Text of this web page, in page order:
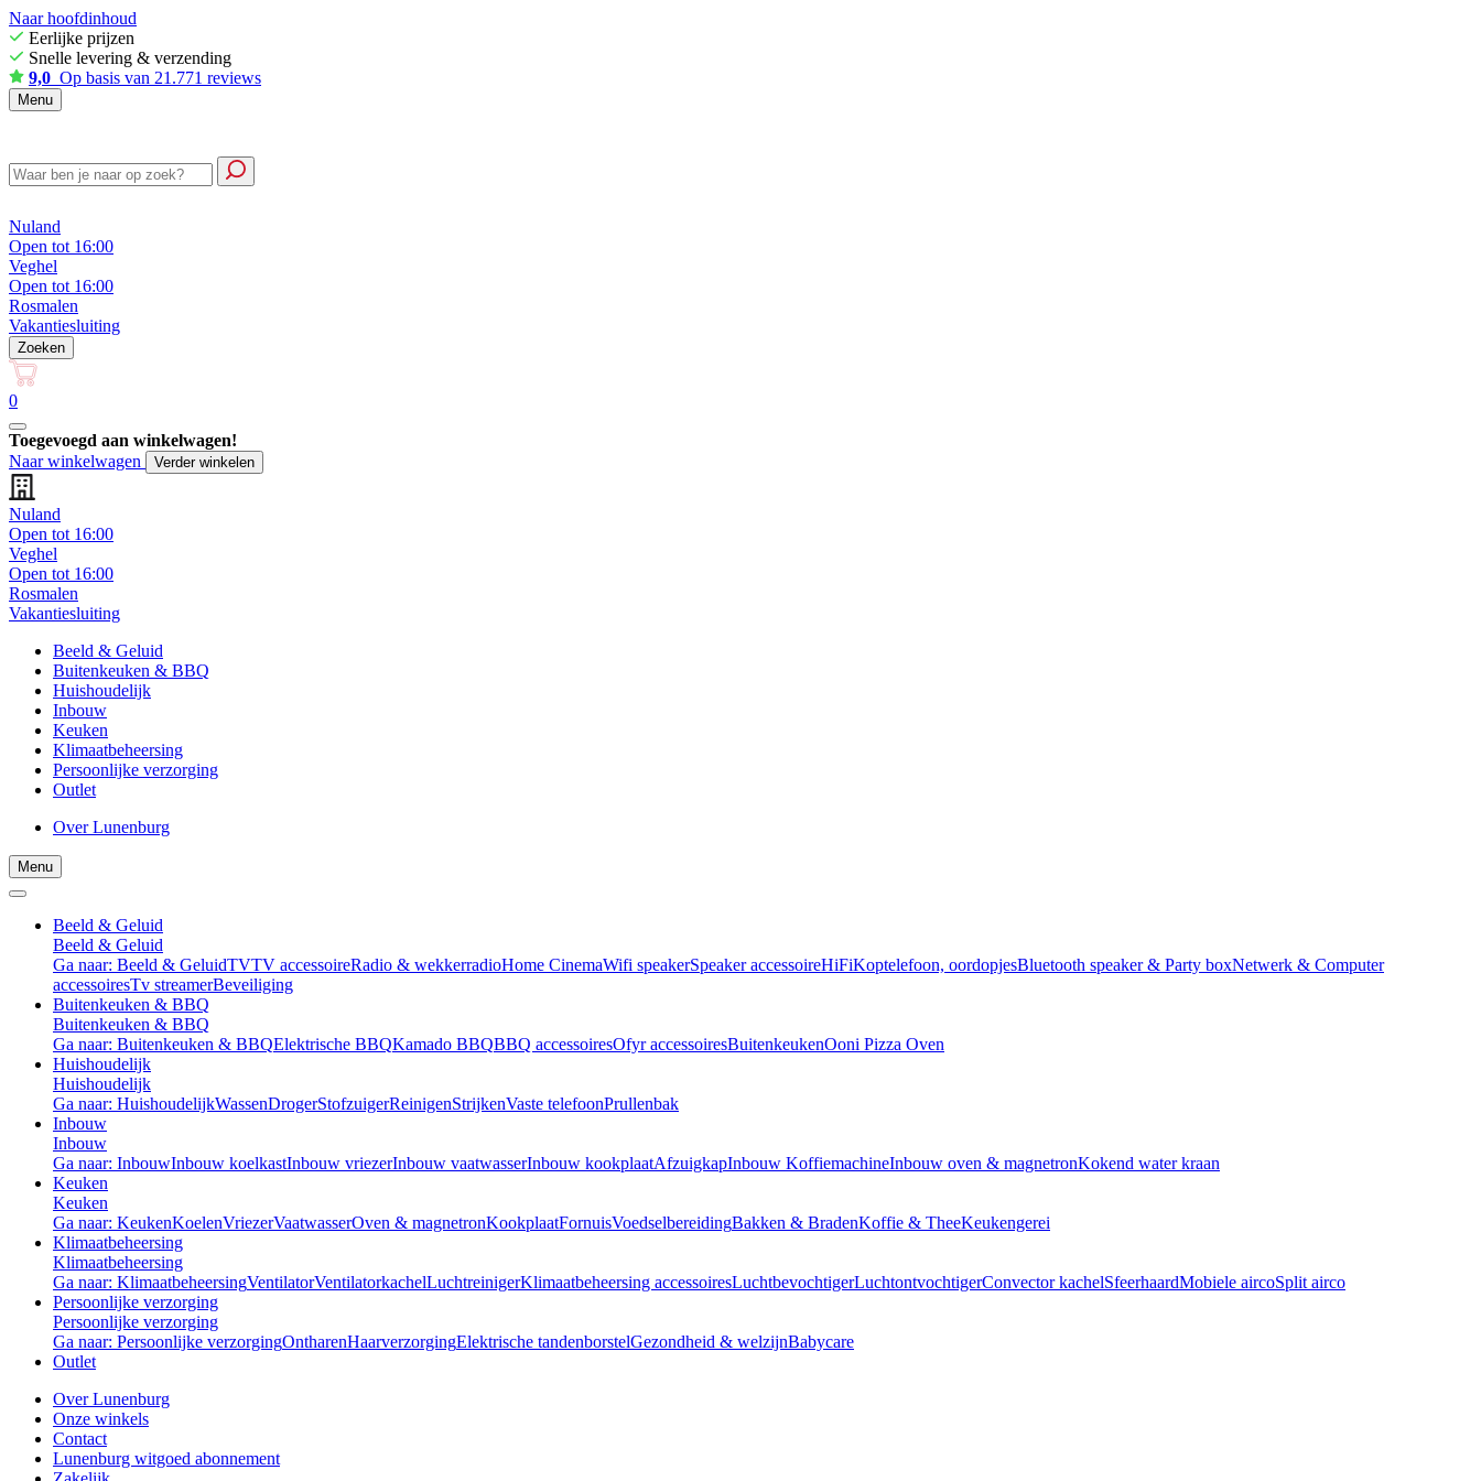
Naar hoofdinhoud
Eerlijke prijzen
Snelle levering & verzending
9,0 Op basis van 21.771 reviews
Menu
Nuland
Open tot 16:00
Veghel
Open tot 16:00
Rosmalen
Vakantiesluiting
Zoeken
0
Toegevoegd aan winkelwagen!
Naar winkelwagen
Verder winkelen
Nuland
Open tot 16:00
Veghel
Open tot 16:00
Rosmalen
Vakantiesluiting
Beeld & Geluid
Buitenkeuken & BBQ
Huishoudelijk
Inbouw
Keuken
Klimaatbeheersing
Persoonlijke verzorging
Outlet
Over Lunenburg
Menu
Beeld & Geluid
Beeld & Geluid
Ga naar: Beeld & GeluidTVTV accessoireRadio & wekkerradioHome CinemaWifi speakerSpeaker accessoireHiFiKoptelefoon, oordopjesBluetooth speaker & Party boxNetwerk & Computer
accessoiresTv streamerBeveiliging
Buitenkeuken & BBQ
Buitenkeuken & BBQ
Ga naar: Buitenkeuken & BBQElektrische BBQKamado BBQBBQ accessoiresOfyr accessoiresBuitenkeukenOoni Pizza Oven
Huishoudelijk
Huishoudelijk
Ga naar: HuishoudelijkWassenDrogerStofzuigerReinigenStrijkenVaste telefoonPrullenbak
Inbouw
Inbouw
Ga naar: InbouwInbouw koelkastInbouw vriezerInbouw vaatwasserInbouw kookplaatAfzuigkapInbouw KoffiemachineInbouw oven & magnetronKokend water kraan
Keuken
Keuken
Ga naar: KeukenKoelenVriezerVaatwasserOven & magnetronKookplaatFornuisVoedselbereidingBakken & BradenKoffie & TheeKeukengerei
Klimaatbeheersing
Klimaatbeheersing
Ga naar: KlimaatbeheersingVentilatorVentilatorkachelLuchtreinigerKlimaatbeheersing accessoiresLuchtbevochtigerLuchtontvochtigerConvector kachelSfeerhaardMobiele aircoSplit airco
Persoonlijke verzorging
Persoonlijke verzorging
Ga naar: Persoonlijke verzorgingOntharenHaarverzorgingElektrische tandenborstelGezondheid & welzijnBabycare
Outlet
Over Lunenburg
Onze winkels
Contact
Lunenburg witgoed abonnement